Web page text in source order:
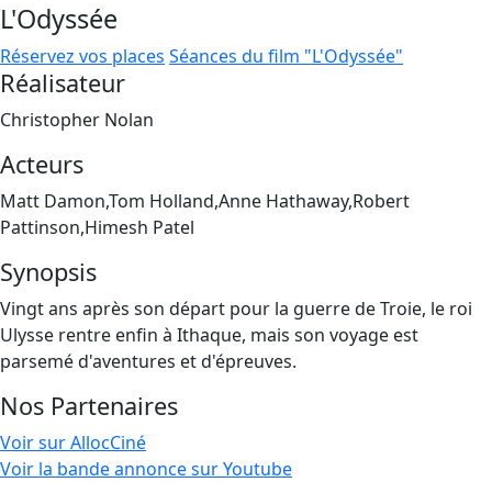
L'Odyssée
Réservez vos places Séances du film "L'Odyssée"
Réalisateur
Christopher Nolan
Acteurs
Matt Damon,Tom Holland,Anne Hathaway,Robert
Pattinson,Himesh Patel
Synopsis
Vingt ans après son départ pour la guerre de Troie, le roi
Ulysse rentre enfin à Ithaque, mais son voyage est
parsemé d'aventures et d'épreuves.
Nos Partenaires
Voir sur AllocCiné
Voir la bande annonce sur Youtube